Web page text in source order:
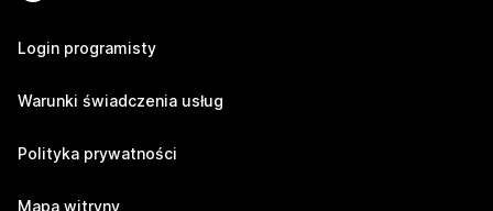
Login programisty
Warunki świadczenia usług
Polityka prywatności
Mapa witryny